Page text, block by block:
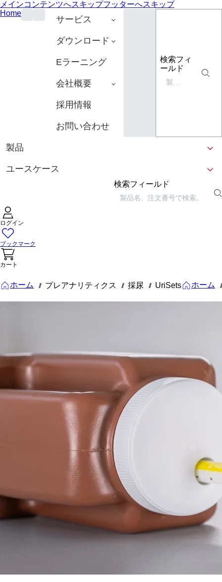
メインコンテンツへスキップフッターへスキップ
Home
サービス
ダウンロード
Eラーニング
会社概要
採用情報
お問い合わせ
検索フィ
ールド
製品
ユースケース
検索フィールド
ログイン
ブックマーク
カート
ホーム /// プレアナリティクス /// 採尿 /// UriSets ホーム ///